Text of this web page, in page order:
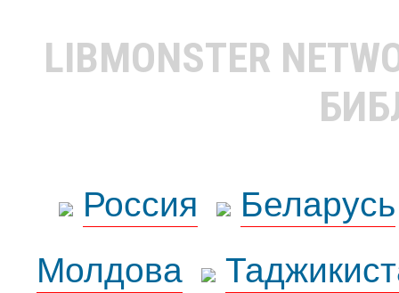
LIBMONSTER
Россия
Беларусь
Молдова